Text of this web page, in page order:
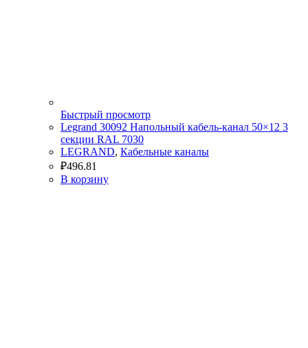
Быстрый просмотр
Legrand 30092 Напольный кабель-канал 50×12 3
секции RAL 7030
LEGRAND, Кабельные каналы
₽496.81
В корзину